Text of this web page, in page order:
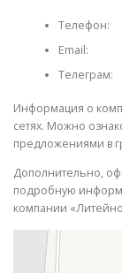
Телефон:
Email:
Телеграм:
Информация о
сетях. Можно
предложениями в
Дополнительно,
подробную
компании